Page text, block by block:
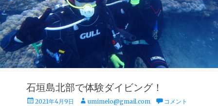
石垣島北部で体験ダイビング！
投 2021年4月9日
投 umimelo@gmail.com
コメント